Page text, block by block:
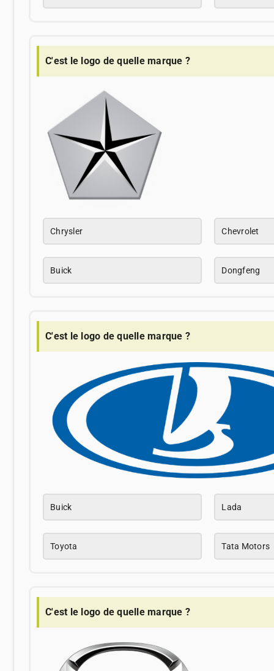
C'est le logo de quelle marque ?
Chrysler Chevrolet
Buick Dongfeng
C'est le logo de quelle marque ?
Buick Lada
Toyota Tata Motors
C'est le logo de quelle marque ?